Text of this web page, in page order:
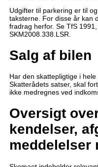
Udgifter til parkering er til
taksterne. For disse år kan
fradrag herfor. Se TfS
SKM2008.338.LSR.
Salg af bilen
Har den skattepligtige i
Skatterådets satser, skal
ikke medregnes ved
Oversigt
kendelser,
meddelelser